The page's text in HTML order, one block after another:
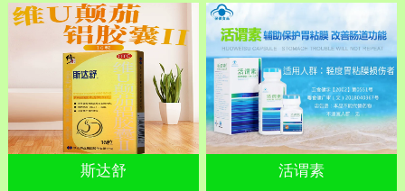
斯达舒 活谓素